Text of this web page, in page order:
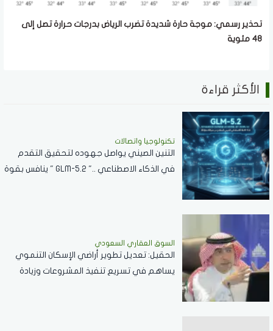
تحذير رسمي: موجة حارة شديدة تضرب الرياض بدرجات حرارة تصل إلى
48 مئوية
الأكثر قراءة
تكنولوجيا واتصالات
التنين الصيني يواصل جهوده لتحقيق التقدم
في الذكاء الاصطناعي .." GLM-5.2 " ينافس بقوة
السوق العقاري السعودي
الحقيل: تعديل تطوير أراضي الإسكان التنموي
يساهم في تسريع تنفيذ المشروعات وزيادة